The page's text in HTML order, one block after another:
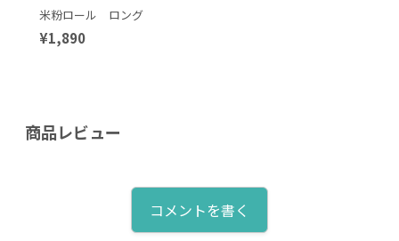
米粉ロール ロング
¥1,890
商品レビュー
コメントを書く